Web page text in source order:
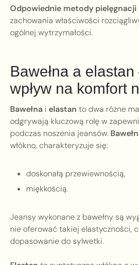
Odpowiednie metody pielęgnacji
zachowania właściwości
ogólnej wytrzymałości.
Bawełna a
wpływ na komfort
Bawełna i elastan to dwa różne
odgrywają kluczową rolę w
podczas noszenia jeansów.
włókno, charakteryzuje się:
doskonałą przewiewnością,
miękkością.
Jeansy wykonane z bawełny są
nie oferować takiej elastyczności,
dopasowanie do sylwetki.